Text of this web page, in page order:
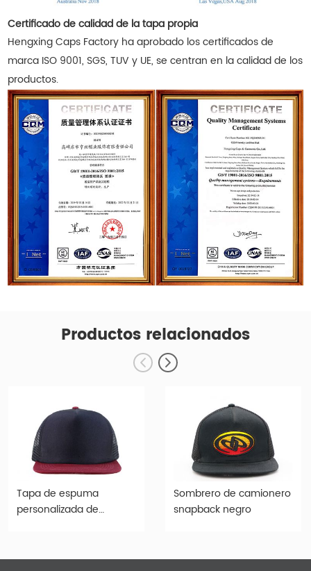
Certificado de calidad de la tapa propia
Hengxing Caps Factory ha aprobado los certificados de
marca ISO 9001, SGS, TUV y UE, se centran en la calidad de los
productos.
Productos relacionados
Tapa de espuma
personalizada de
Sombrero de camionero
snapback negro